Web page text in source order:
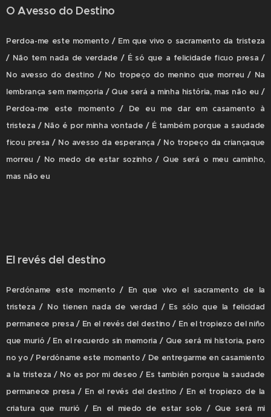
O Avesso do Destino
Perdoa-me este momento / Em que vivo o sacramento da tristeza
/ Não tem nada de verdade / É só que a felicidade ficuo presa /
No avesso do destino / No tropeço do menino que morreu / Na
lembrança sem memçoria / Que será a minha história, mas não eu /
Perdoa-me este momento / De eu me dar em casamento à
tristeza / Não é por minha vontade / É também porque a saudade
ficou presa / No avesso da esperança / No tropeço da criançaque
morreu / No medo de estar sozinho / Que será o meu caminho,
mas não eu
El revés del destino
Perdóname este momento / En que vivo el sacramento de la
tristeza / No tienen nada de verdad / Es sólo que la felicidad
permanece presa / En el revés del destino / En el tropiezo del niño
que murió / En el recuerdo sin memoria / Que será mi historia, pero
no yo / Perdóname este momento / De entregarme en casamiento
a la tristeza / No es por mi deseo / Es también porque la saudade
permanece presa / En el revés del destino / En el tropiezo de la
criatura que murió / En el miedo de estar solo / Que será mi